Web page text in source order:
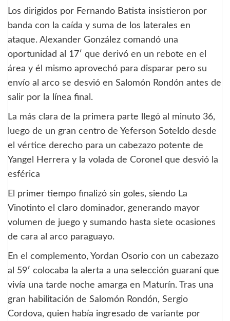
Los dirigidos por Fernando Batista insistieron por
banda con la caída y suma de los laterales en
ataque. Alexander González comandó una
oportunidad al 17′ que derivó en un rebote en el
área y él mismo aprovechó para disparar pero su
envío al arco se desvió en Salomón Rondón antes de
salir por la línea final.
La más clara de la primera parte llegó al minuto 36,
luego de un gran centro de Yeferson Soteldo desde
el vértice derecho para un cabezazo potente de
Yangel Herrera y la volada de Coronel que desvió la
esférica
El primer tiempo finalizó sin goles, siendo La
Vinotinto el claro dominador, generando mayor
volumen de juego y sumando hasta siete ocasiones
de cara al arco paraguayo.
En el complemento, Yordan Osorio con un cabezazo
al 59′ colocaba la alerta a una selección guaraní que
vivía una tarde noche amarga en Maturín. Tras una
gran habilitación de Salomón Rondón, Sergio
Cordova, quien había ingresado de variante por